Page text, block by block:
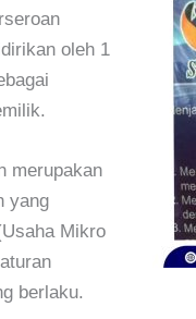
oleh 1
merupakan
yang
Mikro
berlaku.